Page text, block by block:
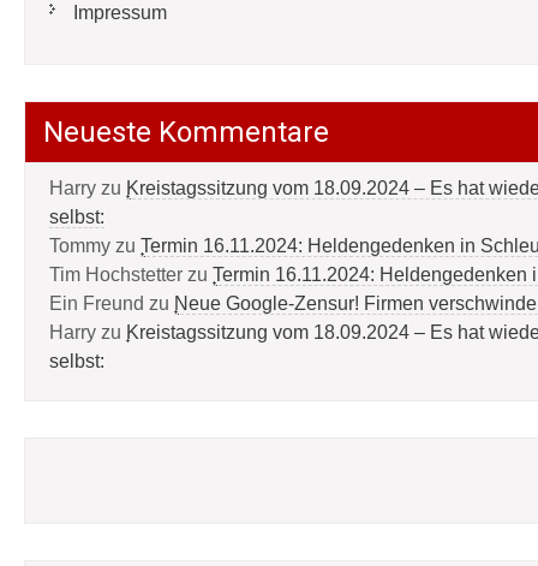
Impressum
Neueste Kommentare
Harry zu Kreistagssitzung vom 18.09.2024 – Es hat
selbst:
Tommy zu Termin 16.11.2024: Heldengedenken in
Tim Hochstetter zu Termin 16.11.2024: Heldengedenken
Ein Freund zu Neue Google-Zensur! Firmen
Harry zu Kreistagssitzung vom 18.09.2024 – Es hat
selbst: